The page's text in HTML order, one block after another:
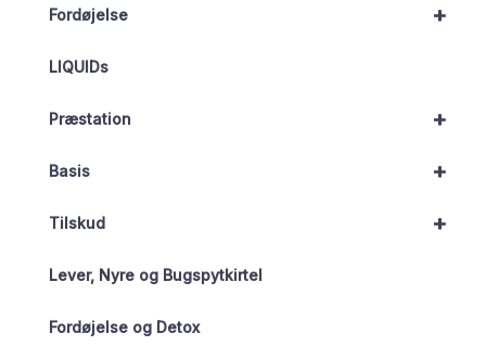
+
Fordøjelse
LIQUIDs
+
Præstation
+
Basis
+
Tilskud
Lever, Nyre og Bugspytkirtel
Fordøjelse og Detox